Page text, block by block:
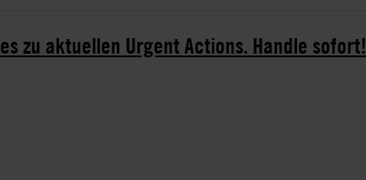
zu aktuellen Urgent Actions. Handle sofort!